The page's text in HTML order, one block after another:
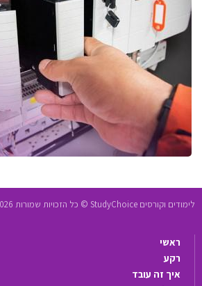
לימודים וקורסים StudyChoice © כל הזכויות שמורות 2026
ראשי
רקע
איך זה עובד